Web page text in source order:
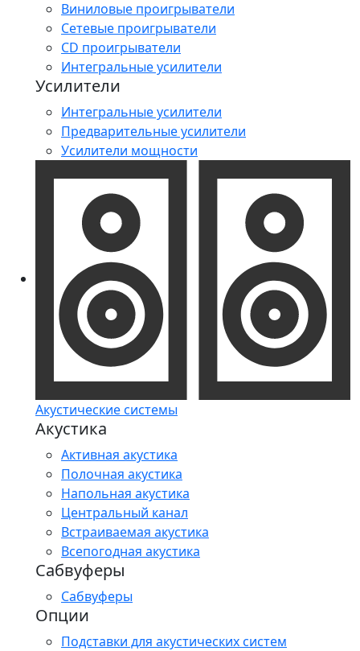
Виниловые проигрыватели
Сетевые проигрыватели
CD проигрыватели
Интегральные усилители
Усилители
Интегральные усилители
Предварительные усилители
Усилители мощности
Акустические системы
Акустика
Активная акустика
Полочная акустика
Напольная акустика
Центральный канал
Встраиваемая акустика
Всепогодная акустика
Сабвуферы
Сабвуферы
Опции
Подставки для акустических систем